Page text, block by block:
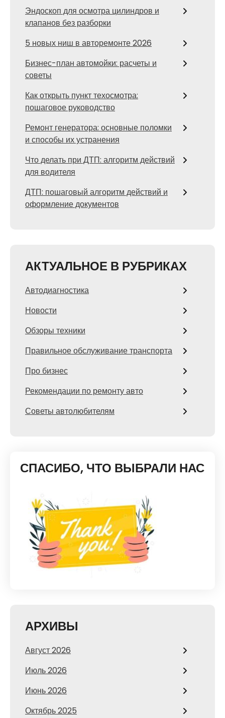
Эндоскоп для осмотра цилиндров и
клапанов без разборки
5 новых ниш в авторемонте 2026
Бизнес-план автомойки: расчеты и
советы
Как открыть пункт техосмотра:
пошаговое руководство
Ремонт генератора: основные поломки
и способы их устранения
Что делать при ДТП: алгоритм действий
для водителя
ДТП: пошаговый алгоритм действий и
оформление документов
АКТУАЛЬНОЕ В РУБРИКАХ
Автодиагностика
Новости
Обзоры техники
Правильное обслуживание транспорта
Про бизнес
Рекомендации по ремонту авто
Советы автолюбителям
СПАСИБО, ЧТО ВЫБРАЛИ НАС
АРХИВЫ
Август 2026
Июль 2026
Июнь 2026
Октябрь 2025